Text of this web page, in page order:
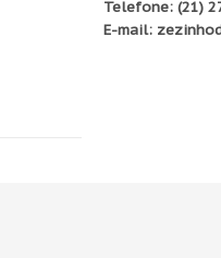
Telefone: (21)
E-mail: